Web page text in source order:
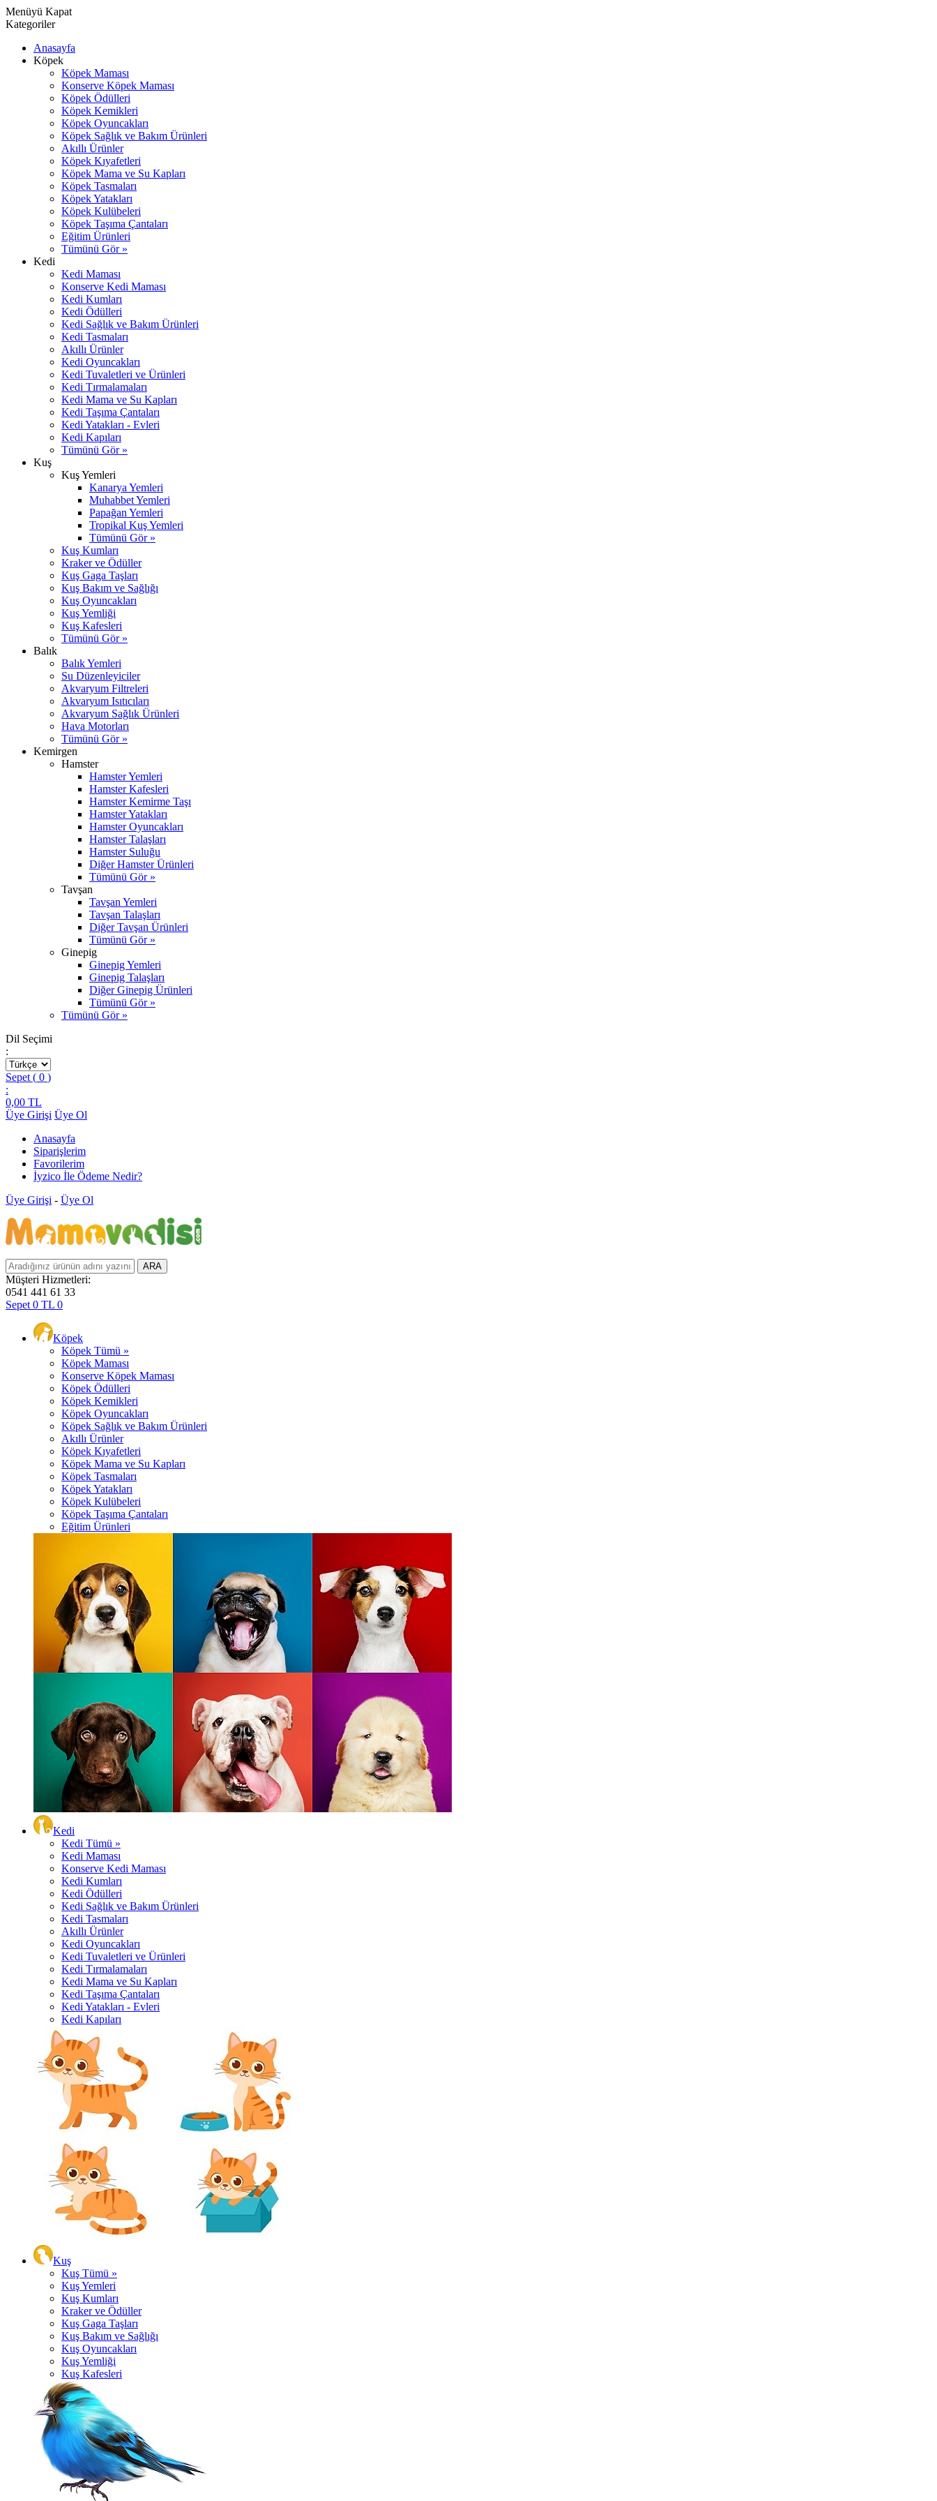
Menüyü Kapat
Kategoriler
Anasayfa
Köpek
Köpek Maması
Konserve Köpek Maması
Köpek Ödülleri
Köpek Kemikleri
Köpek Oyuncakları
Köpek Sağlık ve Bakım Ürünleri
Akıllı Ürünler
Köpek Kıyafetleri
Köpek Mama ve Su Kapları
Köpek Tasmaları
Köpek Yatakları
Köpek Kulübeleri
Köpek Taşıma Çantaları
Eğitim Ürünleri
Tümünü Gör »
Kedi
Kedi Maması
Konserve Kedi Maması
Kedi Kumları
Kedi Ödülleri
Kedi Sağlık ve Bakım Ürünleri
Kedi Tasmaları
Akıllı Ürünler
Kedi Oyuncakları
Kedi Tuvaletleri ve Ürünleri
Kedi Tırmalamaları
Kedi Mama ve Su Kapları
Kedi Taşıma Çantaları
Kedi Yatakları - Evleri
Kedi Kapıları
Tümünü Gör »
Kuş
Kuş Yemleri
Kanarya Yemleri
Muhabbet Yemleri
Papağan Yemleri
Tropikal Kuş Yemleri
Tümünü Gör »
Kuş Kumları
Kraker ve Ödüller
Kuş Gaga Taşları
Kuş Bakım ve Sağlığı
Kuş Oyuncakları
Kuş Yemliği
Kuş Kafesleri
Tümünü Gör »
Balık
Balık Yemleri
Su Düzenleyiciler
Akvaryum Filtreleri
Akvaryum Isıtıcıları
Akvaryum Sağlık Ürünleri
Hava Motorları
Tümünü Gör »
Kemirgen
Hamster
Hamster Yemleri
Hamster Kafesleri
Hamster Kemirme Taşı
Hamster Yatakları
Hamster Oyuncakları
Hamster Talaşları
Hamster Suluğu
Diğer Hamster Ürünleri
Tümünü Gör »
Tavşan
Tavşan Yemleri
Tavşan Talaşları
Diğer Tavşan Ürünleri
Tümünü Gör »
Ginepig
Ginepig Yemleri
Ginepig Talaşları
Diğer Ginepig Ürünleri
Tümünü Gör »
Tümünü Gör »
Dil Seçimi
:
Sepet ( 0 )
:
0,00 TL
Üye Girişi Üye Ol
Anasayfa
Siparişlerim
Favorilerim
İyzico İle Ödeme Nedir?
Üye Girişi - Üye Ol
Müşteri Hizmetleri:
0541 441 61 33
Sepet 0 TL 0
Köpek
Köpek Tümü »
Köpek Maması
Konserve Köpek Maması
Köpek Ödülleri
Köpek Kemikleri
Köpek Oyuncakları
Köpek Sağlık ve Bakım Ürünleri
Akıllı Ürünler
Köpek Kıyafetleri
Köpek Mama ve Su Kapları
Köpek Tasmaları
Köpek Yatakları
Köpek Kulübeleri
Köpek Taşıma Çantaları
Eğitim Ürünleri
Kedi
Kedi Tümü »
Kedi Maması
Konserve Kedi Maması
Kedi Kumları
Kedi Ödülleri
Kedi Sağlık ve Bakım Ürünleri
Kedi Tasmaları
Akıllı Ürünler
Kedi Oyuncakları
Kedi Tuvaletleri ve Ürünleri
Kedi Tırmalamaları
Kedi Mama ve Su Kapları
Kedi Taşıma Çantaları
Kedi Yatakları - Evleri
Kedi Kapıları
Kuş
Kuş Tümü »
Kuş Yemleri
Kuş Kumları
Kraker ve Ödüller
Kuş Gaga Taşları
Kuş Bakım ve Sağlığı
Kuş Oyuncakları
Kuş Yemliği
Kuş Kafesleri